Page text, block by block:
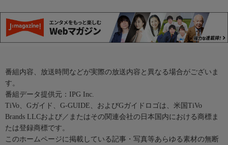
番組内容、放送時間などが実際の放送内容と異なる場合がございま
す。
番組データ提供元：IPG Inc.
TiVo、Gガイド、G-GUIDE、およびGガイドロゴは、米国TiVo
Brands LLCおよび／またはその関連会社の日本国内における商標ま
たは登録商標です。
このホームページに掲載している記事・写真等あらゆる素材の無断